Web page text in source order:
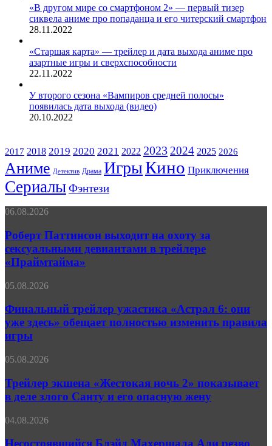
«В другом мире со смартфоном 2» — первый тизер
сиквела аниме про попаданца и его читерский смартфон
28.11.2022
«Старшая карта» — трейлер и дата выхода аниме про
азартные игры и сверхспособности
22.11.2022
У второго сезона «Вампиров средней полосы»
появилась дата выхода (видео)
20.10.2022
2017 2018 2019 2020 2021 2022 2023 2024 2025 2026
Аниме Детектив Драма ИгрыКино Приключения
СериалыФэнтези
Роберт
выходит
на
охоту
за
девиантами
трейлере
«Праймтайма»
06.08.2026
Роберт Паттинсон выходит на охоту за
сексуальными девиантами в трейлере
«Праймтайма»
Финальный
ужастика
6:
они
здесь»
полностью
изменить
правила
игры
05.08.2026
Финальный трейлер ужастика «Астрал 6: они
уже здесь» обещает полностью изменить правила
игры
Трейлер
«Жестокая
ночь 2»
показывает
деле
05.08.2026
Трейлер экшена «Жестокая ночь 2» показывает
в деле злого Санту и его опасную жену
Несостоявшийся
Махершала
04.08.2026
Несостоявшийся Блэйд Махершала Али резво